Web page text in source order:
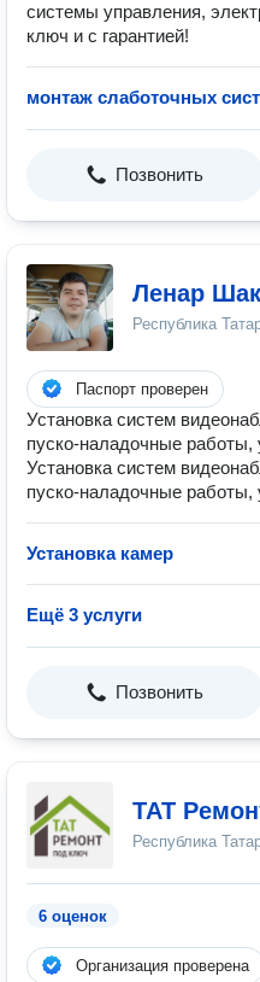
системы управления,
ключ и с гарантией!
монтаж слаботочных
Позвонить
Ленар
Республика
Паспорт проверен
Установка систем
пуско-наладочные работы,
Установка систем
пуско-наладочные работы,
Установка камер
Ещё 3 услуги
Позвонить
ТАТ
Республика
6 оценок
Организация проверена